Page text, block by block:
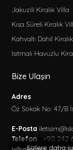
Jakuzili Kiralık Villa
Kısa Süreli Kiralık
Kahvaltı Dahil
Isıtmalı Havuzlu
Bize Ulaşın
Adres
Öz Sokak No: 47/B
E-Posta
Telefon
+90 242
Sizlere daha